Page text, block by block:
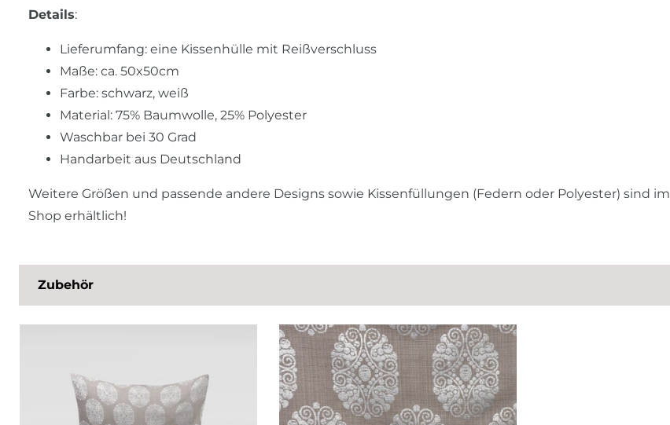
Details:
Lieferumfang: eine Kissenhülle mit Reißverschluss
Maße: ca. 50x50cm
Farbe: schwarz, weiß
Material: 75% Baumwolle, 25% Polyester
Waschbar bei 30 Grad
Handarbeit aus Deutschland
Weitere Größen und passende andere Designs sowie Kissenfüllungen (Federn oder Polyester) sind im
Shop erhältlich!
Zubehör